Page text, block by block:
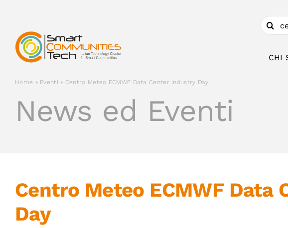
contenuto
Cerca
per:
CHI
Home » Eventi » Centro Meteo ECMWF Data Center Industry Day
News ed Eventi
Centro Meteo ECMWF Data
Day